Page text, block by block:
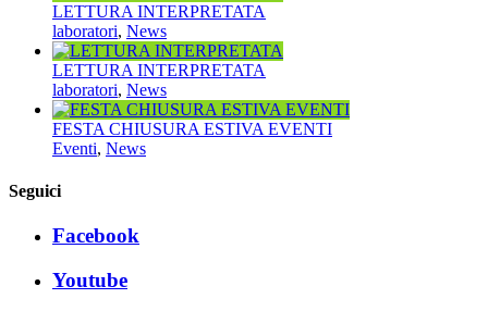
LETTURA INTERPRETATA
laboratori, News
LETTURA INTERPRETATA
laboratori, News
FESTA CHIUSURA ESTIVA EVENTI
Eventi, News
Seguici
Facebook
Youtube